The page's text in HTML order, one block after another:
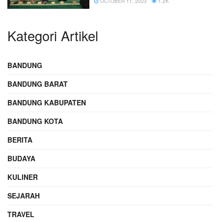
Kategori Artikel
BANDUNG
BANDUNG BARAT
BANDUNG KABUPATEN
BANDUNG KOTA
BERITA
BUDAYA
KULINER
SEJARAH
TRAVEL